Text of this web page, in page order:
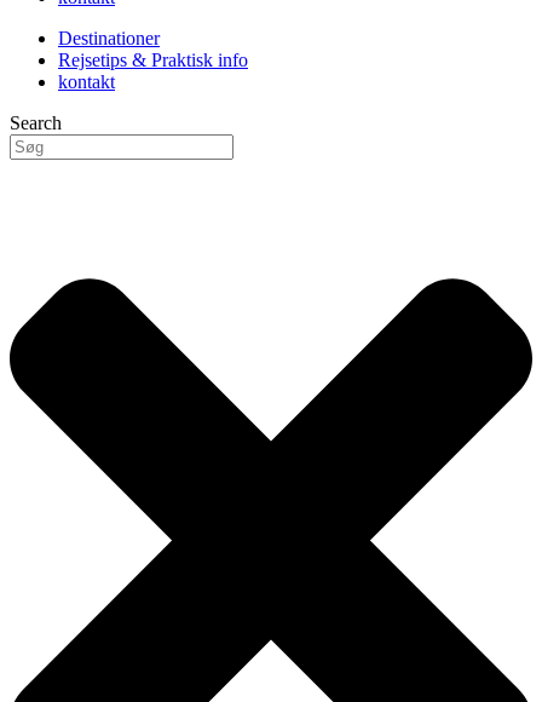
Destinationer
Rejsetips & Praktisk info
kontakt
Search